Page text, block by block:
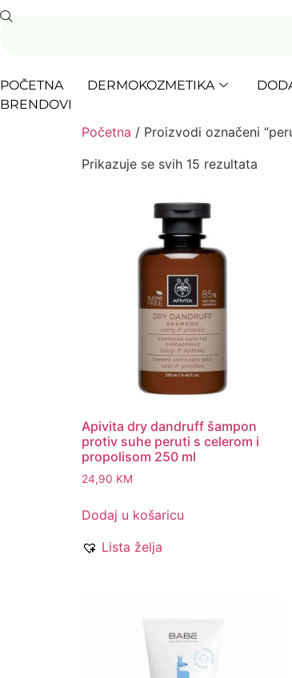
POČETNA DERMOKOZMETIKA
BRENDOVI
Početna / Proizvodi označeni
Prikazuje se svih 15 rezultata
Apivita dry dandruff šampon
protiv suhe peruti s celerom i
propolisom 250 ml
24,90 KM
Dodaj u košaricu
Lista želja